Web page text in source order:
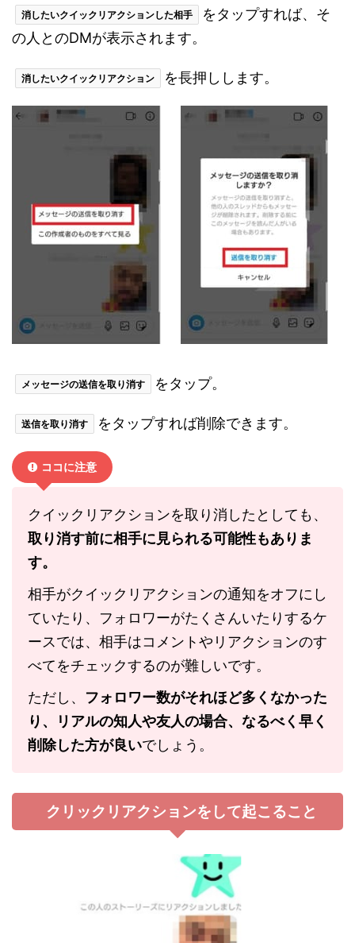
消したいクイックリアクションした相手
をタップすれば、そ
の人とのDMが表示されます。
消したいクイックリアクション を長押しします。
メッセージの送信を取り消す をタップ。
送信を取り消す をタップすれば削除できます。
ココに注意
クイックリアクションを取り消したとしても、
取り消す前に相手に見られる可能性もありま
す。
相手がクイックリアクションの通知をオフにし
ていたり、フォロワーがたくさんいたりするケ
ースでは、相手はコメントやリアクションのす
べてをチェックするのが難しいです。
ただし、 フォロワー数がそれほど多くなかった
り、リアルの知人や友人の場合、なるべく早く
削除した方が良いでしょう。
クリックリアクションをして起こること